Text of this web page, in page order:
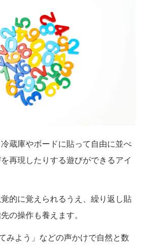
蔵庫やボードに貼って自由に並べ
再現したりする遊びができるアイ
的に覚えられるうえ、繰り返し貼
の操作も養えます。
みよう」などの声かけで自然と数